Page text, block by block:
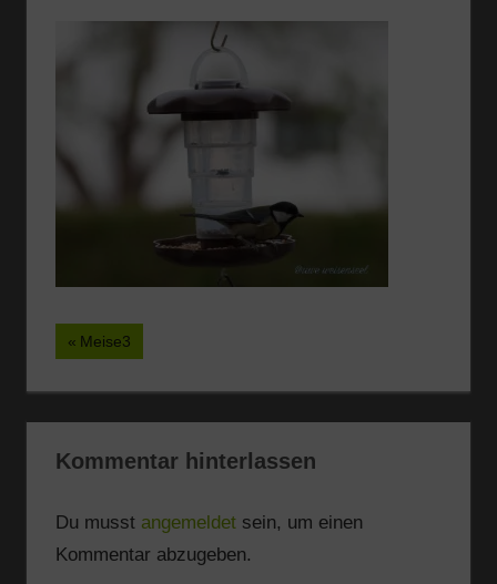
Beitragsnavigation
Vorheriger
Meise3
Kommentar hinterlassen
Du musst angemeldetsein, um einen
Kommentar abzugeben.